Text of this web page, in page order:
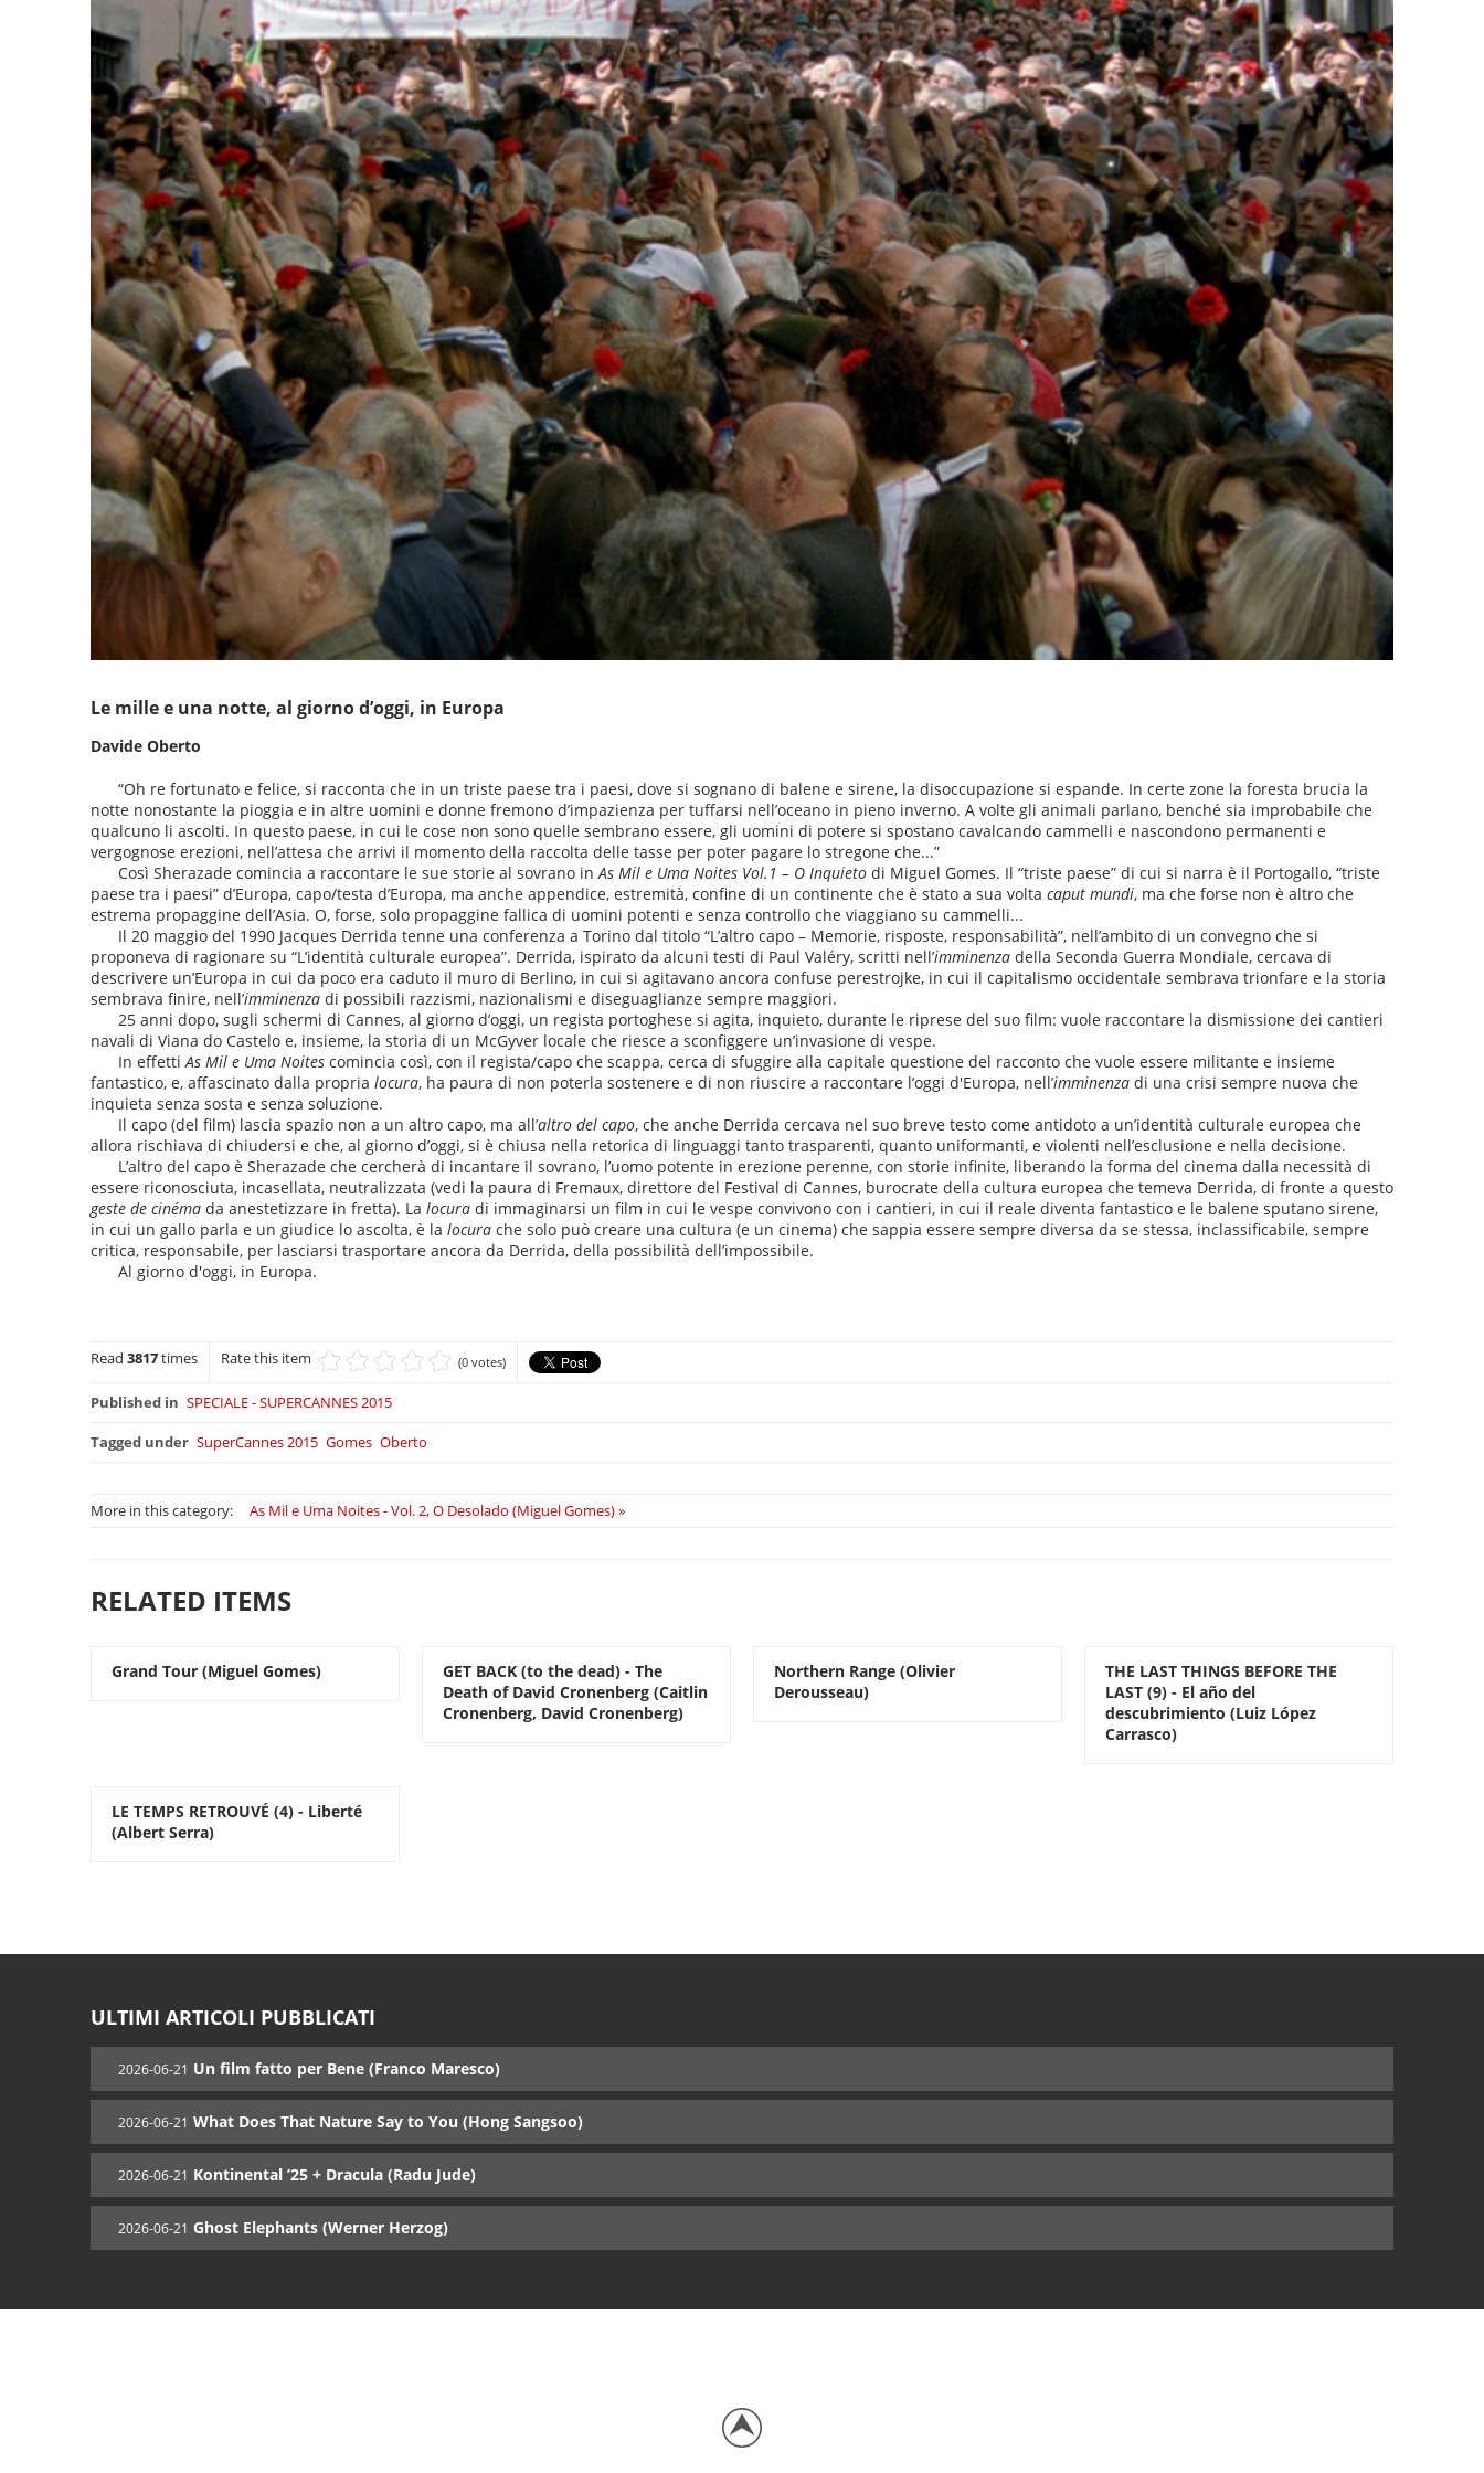
Le mille e una notte, al giorno d’oggi, in Europa
Davide Oberto
“Oh re fortunato e felice, si racconta che in un triste paese tra i paesi, dove si sognano di balene e sirene, la disoccupazione si espande. In certe zone la foresta brucia la
notte nonostante la pioggia e in altre uomini e donne fremono d’impazienza per tuffarsi nell’oceano in pieno inverno. A volte gli animali parlano, benché sia improbabile che
qualcuno li ascolti. In questo paese, in cui le cose non sono quelle sembrano essere, gli uomini di potere si spostano cavalcando cammelli e nascondono permanenti e
vergognose erezioni, nell’attesa che arrivi il momento della raccolta delle tasse per poter pagare lo stregone che...”
Così Sherazade comincia a raccontare le sue storie al sovrano in As Mil e Uma Noites Vol.1 – O Inquieto di Miguel Gomes. Il “triste paese” di cui si narra è il Portogallo, “triste
paese tra i paesi” d’Europa, capo/testa d’Europa, ma anche appendice, estremità, confine di un continente che è stato a sua volta caput mundi, ma che forse non è altro che
estrema propaggine dell’Asia. O, forse, solo propaggine fallica di uomini potenti e senza controllo che viaggiano su cammelli...
Il 20 maggio del 1990 Jacques Derrida tenne una conferenza a Torino dal titolo “L’altro capo – Memorie, risposte, responsabilità”, nell’ambito di un convegno che si
proponeva di ragionare su “L’identità culturale europea”. Derrida, ispirato da alcuni testi di Paul Valéry, scritti nell’imminenza della Seconda Guerra Mondiale, cercava di
descrivere un’Europa in cui da poco era caduto il muro di Berlino, in cui si agitavano ancora confuse perestrojke, in cui il capitalismo occidentale sembrava trionfare e la storia
sembrava finire, nell’imminenza di possibili razzismi, nazionalismi e diseguaglianze sempre maggiori.
25 anni dopo, sugli schermi di Cannes, al giorno d’oggi, un regista portoghese si agita, inquieto, durante le riprese del suo film: vuole raccontare la dismissione dei cantieri
navali di Viana do Castelo e, insieme, la storia di un McGyver locale che riesce a sconfiggere un’invasione di vespe.
In effetti As Mil e Uma Noites comincia così, con il regista/capo che scappa, cerca di sfuggire alla capitale questione del racconto che vuole essere militante e insieme
fantastico, e, affascinato dalla propria locura, ha paura di non poterla sostenere e di non riuscire a raccontare l’oggi d'Europa, nell’imminenza di una crisi sempre nuova che
inquieta senza sosta e senza soluzione.
Il capo (del film) lascia spazio non a un altro capo, ma all’altro del capo, che anche Derrida cercava nel suo breve testo come antidoto a un’identità culturale europea che
allora rischiava di chiudersi e che, al giorno d’oggi, si è chiusa nella retorica di linguaggi tanto trasparenti, quanto uniformanti, e violenti nell’esclusione e nella decisione.
L’altro del capo è Sherazade che cercherà di incantare il sovrano, l’uomo potente in erezione perenne, con storie infinite, liberando la forma del cinema dalla necessità di
essere riconosciuta, incasellata, neutralizzata (vedi la paura di Fremaux, direttore del Festival di Cannes, burocrate della cultura europea che temeva Derrida, di fronte a questo
geste de cinéma da anestetizzare in fretta). La locura di immaginarsi un film in cui le vespe convivono con i cantieri, in cui il reale diventa fantastico e le balene sputano sirene,
in cui un gallo parla e un giudice lo ascolta, è la locura che solo può creare una cultura (e un cinema) che sappia essere sempre diversa da se stessa, inclassificabile, sempre
critica, responsabile, per lasciarsi trasportare ancora da Derrida, della possibilità dell’impossibile.
Al giorno d'oggi, in Europa.
Read 3817times Rate this item (0 votes)
Published in SPECIALE - SUPERCANNES 2015
Tagged under SuperCannes 2015 Gomes Oberto
More in this category: As Mil e Uma Noites - Vol. 2, O Desolado (Miguel Gomes) »
RELATED ITEMS
Grand Tour (Miguel Gomes)
GET BACK (to the dead) - The
Death of David Cronenberg (Caitlin
Cronenberg, David Cronenberg)
Northern Range (Olivier
Derousseau)
THE LAST THINGS BEFORE THE
LAST (9) - El año del
descubrimiento (Luiz López
Carrasco)
LE TEMPS RETROUVÉ (4) - Liberté
(Albert Serra)
ULTIMI ARTICOLI PUBBLICATI
2026-06-21 Un film fatto per Bene (Franco Maresco)
2026-06-21 What Does That Nature Say to You (Hong Sangsoo)
2026-06-21 Kontinental ’25 + Dracula (Radu Jude)
2026-06-21 Ghost Elephants (Werner Herzog)